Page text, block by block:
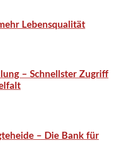
Lebensqualität
– Schnellster Zugriff
– Die Bank für